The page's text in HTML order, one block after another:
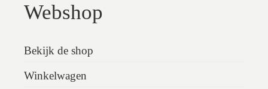
Webshop
Bekijk de shop
Winkelwagen